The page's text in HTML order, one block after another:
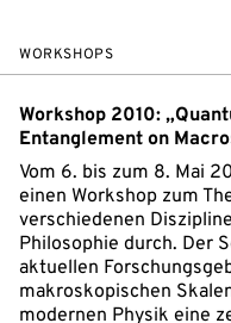
WORKSHOPS
Workshop 2010:
Entanglement on
Vom 6. bis zum 8. Mai
einen Workshop zum
verschiedenen
Philosophie durch. Der
aktuellen
makroskopischen
modernen Physik eine